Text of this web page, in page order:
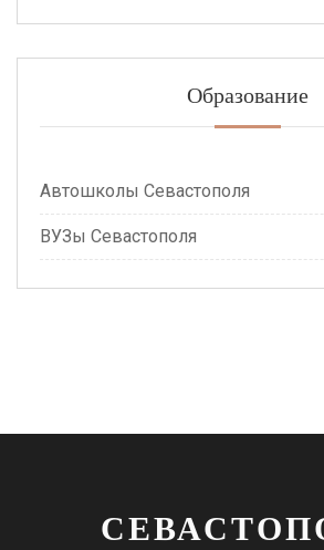
Образование
Автошколы Севастополя
ВУЗы Севастополя